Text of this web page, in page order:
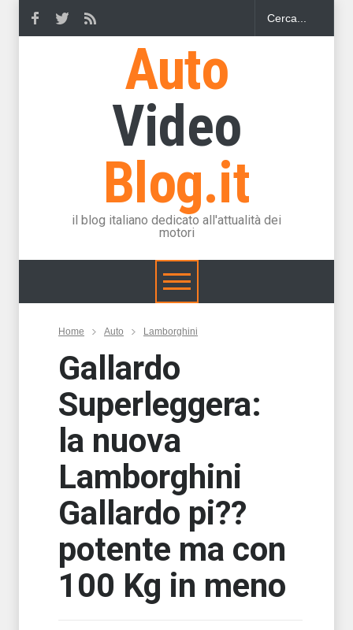
Auto
Video
Blog.it
il blog italiano dedicato all'attualità dei
motori
Home Auto Lamborghini
Gallardo
Superleggera:
la nuova
Lamborghini
Gallardo pi??
potente ma con
100 Kg in meno